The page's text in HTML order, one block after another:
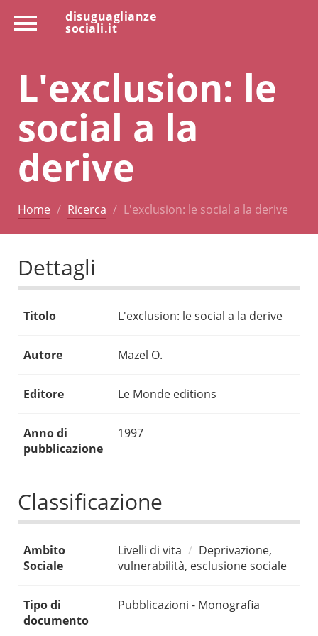
disuguaglianze
sociali.it
L'exclusion: le
social a la
derive
Home Ricerca L'exclusion: le social a la derive
Dettagli
Titolo L'exclusion: le social a la derive
Autore Mazel O.
Editore Le Monde editions
Anno di
pubblicazione
1997
Classificazione
Ambito
Sociale
Livelli di vita
Deprivazione,
vulnerabilità, esclusione sociale
Tipo di
documento
Pubblicazioni - Monografia